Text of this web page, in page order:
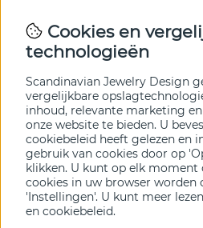
Met onze nieuwsbrief ben je als
nieuws en aanbiedingen. Meld
Cookies en
technologieën
Scandinavian Jewelry Design
vergelijkbare
inhoud, relevante marketing
onze website te bieden. U
cookiebeleid heeft gelezen en
gebruik van cookies door op
klikken. U kunt op elk moment
cookies in uw browser worden
'Instellingen'. U kunt meer
en cookiebeleid.